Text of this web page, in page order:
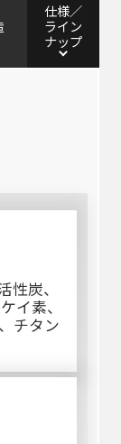
仕様／
ライン
ナップ
炭、
イ素、
チタン